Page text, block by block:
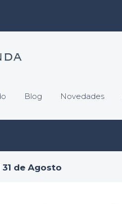
Blog Novedades
31 de Agosto